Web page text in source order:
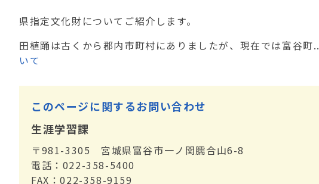
県指定文化財についてご紹介します。
田植踊は古くから郡内市町村にありましたが、現在では富谷町..
いて
このページに関するお問い合わせ
生涯学習課
〒981-3305 宮城県富谷市一ノ関臑合山6-8
電話：022-358-5400
FAX：022-358-9159